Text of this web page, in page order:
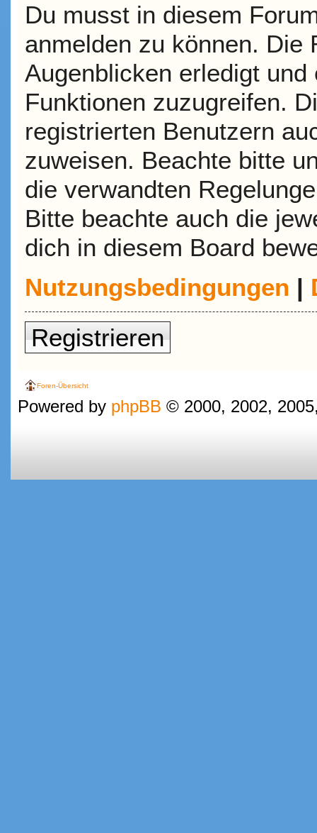
Du musst in diesem
anmelden zu können. Die
Augenblicken erledigt
Funktionen zuzugreifen.
registrierten Benutzern
zuweisen. Beachte bitte
die verwandten
Bitte beachte auch die
dich in diesem Board
Nutzungsbedingungen |
Registrieren
Foren-Übersicht
Powered by phpBB © 2000, 2002,